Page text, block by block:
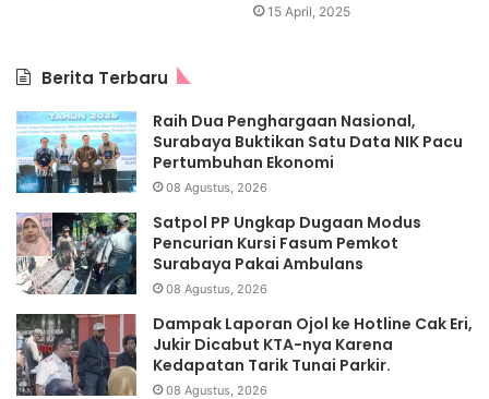
15 April, 2025
Berita Terbaru
Raih Dua Penghargaan Nasional,
Surabaya Buktikan Satu Data NIK Pacu
Pertumbuhan Ekonomi
08 Agustus, 2026
Satpol PP Ungkap Dugaan Modus
Pencurian Kursi Fasum Pemkot
Surabaya Pakai Ambulans
08 Agustus, 2026
Dampak Laporan Ojol ke Hotline Cak Eri,
Jukir Dicabut KTA-nya Karena
Kedapatan Tarik Tunai Parkir.
08 Agustus, 2026